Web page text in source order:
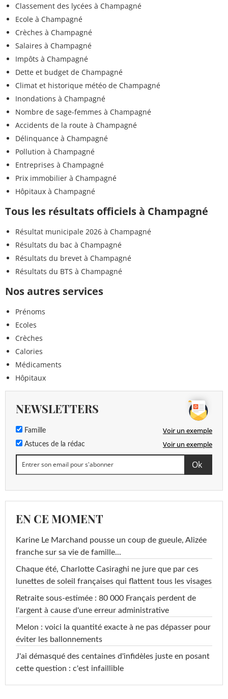
Classement des lycées à Champagné
Ecole à Champagné
Crèches à Champagné
Salaires à Champagné
Impôts à Champagné
Dette et budget de Champagné
Climat et historique météo de Champagné
Inondations à Champagné
Nombre de sage-femmes à Champagné
Accidents de la route à Champagné
Délinquance à Champagné
Pollution à Champagné
Entreprises à Champagné
Prix immobilier à Champagné
Hôpitaux à Champagné
Tous les résultats officiels à Champagné
Résultat municipale 2026 à Champagné
Résultats du bac à Champagné
Résultats du brevet à Champagné
Résultats du BTS à Champagné
Nos autres services
Prénoms
Ecoles
Crèches
Calories
Médicaments
Hôpitaux
NEWSLETTERS
Famille Voir un exemple
Astuces de la rédac Voir un exemple
EN CE MOMENT
Karine Le Marchand pousse un coup de gueule, Alizée
franche sur sa vie de famille...
Chaque été, Charlotte Casiraghi ne jure que par ces
lunettes de soleil françaises qui flattent tous les visages
Retraite sous-estimée : 80 000 Français perdent de
l'argent à cause d'une erreur administrative
Melon : voici la quantité exacte à ne pas dépasser pour
éviter les ballonnements
J'ai démasqué des centaines d'infidèles juste en posant
cette question : c'est infaillible